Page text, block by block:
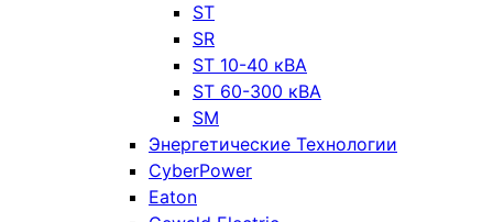
ST
SR
ST 10-40 кВА
ST 60-300 кВА
SM
Энергетические Технологии
CyberPower
Eaton